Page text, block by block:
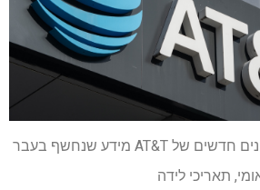
קישורי דליפת נתונים חדשים של AT&T מידע שנחשף בעבר
תאריכי לידה